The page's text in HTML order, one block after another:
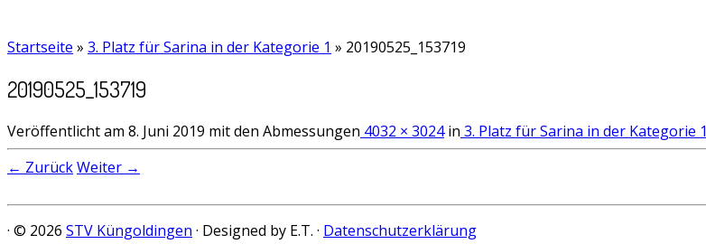
Startseite » 3. Platz für Sarina in der Kategorie 1 » 20190525_153719
20190525_153719
Veröffentlicht am 8. Juni 2019 mit den Abmessungen 4032 × 3024in 3. Platz für Sarina in der Kategorie 1
← ZurückWeiter →
· © 2026 STV Küngoldingen · Designed by E.T. · Datenschutzerklärung